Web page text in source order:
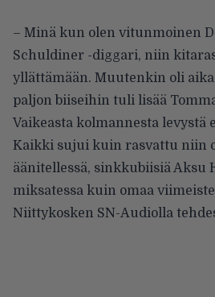
– Minä kun olen vitunmoinen
Schuldiner -diggari, niin
yllättämään. Muutenkin oli
paljon biiseihin tuli lisää
Vaikeasta kolmannesta levystä
Kaikki sujui kuin rasvattu niin
äänitellessä, sinkkubiisiä Aksu
miksatessa kuin omaa
Niittykosken SN-Audiolla